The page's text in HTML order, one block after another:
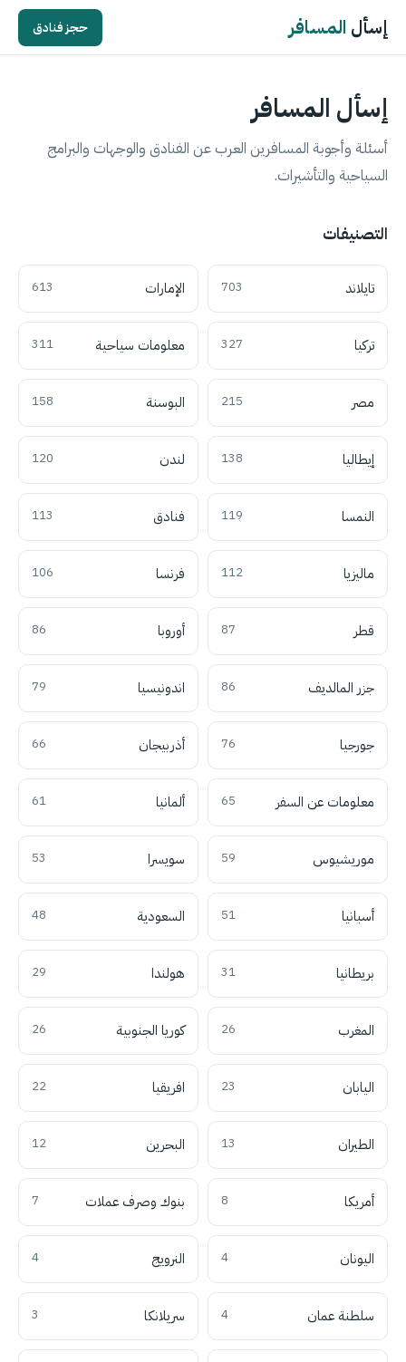
إسأل المسافر حجز فنادق
إسأل المسافر
أسئلة وأجوبة المسافرين العرب عن الفنادق والوجهات والبرامج
السياحية والتأشيرات.
التصنيفات
تايلاند 703 الإمارات 613
تركيا 327 معلومات سياحية 311
مصر 215 البوسنة 158
إيطاليا 138 لندن 120
النمسا 119 فنادق 113
ماليزيا 112 فرنسا 106
قطر 87 أوروبا 86
جزر المالديف 86 اندونيسيا 79
جورجيا 76 أذربيجان 66
معلومات عن السفر 65 ألمانيا 61
موريشيوس 59 سويسرا 53
أسبانيا 51 السعودية 48
بريطانيا 31 هولندا 29
المغرب 26 كوريا الجنوبية 26
اليابان 23 افريقيا 22
الطيران 13 البحرين 12
أمريكا 8 بنوك وصرف عملات 7
اليونان 4 النرويج 4
سلطنة عمان 4 سريلانكا 3